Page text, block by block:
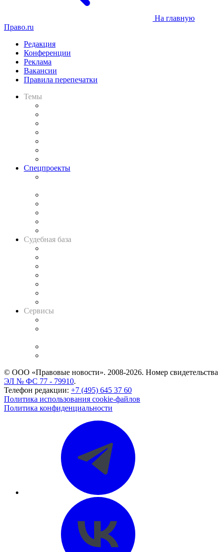
На главную
Право.ru
Редакция
Конференции
Реклама
Вакансии
Правила перепечатки
Темы
Спецпроекты
Судебная база
Сервисы
© ООО «Правовые новости». 2008-2026. Номер свидетельства
ЭЛ № ФС 77 - 79910.
Телефон редакции: +7 (495) 645 37 60
Политика использования cookie-файлов
Политика конфиденциальности